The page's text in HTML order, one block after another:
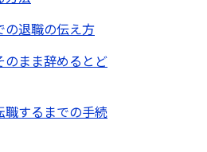
の退職の伝え方
のまま辞めるとど
職するまでの手続